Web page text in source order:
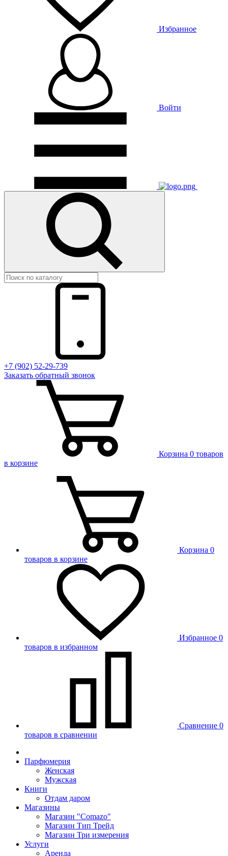
Избранное
Войти
+7 (902) 52-29-739
Заказать обратный звонок
Корзина 0 товаров
в корзине
Корзина 0
товаров в корзине
Избранное 0
товаров в избранном
Сравнение 0
товаров в сравнении
Парфюмерия
Женская
Мужская
Книги
Отдам даром
Магазины
Магазин "Comazo"
Магазин Тип Трейд
Магазин Три измерения
Услуги
Аренда